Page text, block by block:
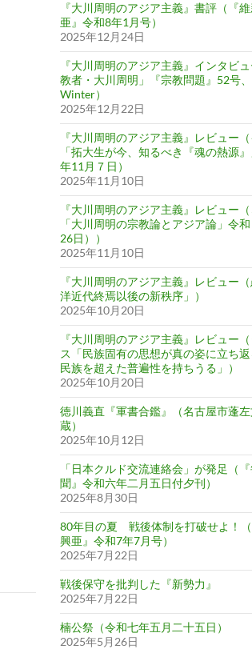
『大川周明のアジア主義』書評（『
亜』令和8年1月号）
2025年12月24日
『大川周明のアジア主義』インタビ
教者・大川周明」『宗教問題』52号
Winter）
2025年12月22日
『大川周明のアジア主義』レビュー
「拓大生が今、知るべき『魂の熱源
年11月７日）
2025年11月10日
『大川周明のアジア主義』レビュー
「大川周明の宗教論とアジア論」令
26日））
2025年11月10日
『大川周明のアジア主義』レビュー
洋近代終焉以後の新秩序」）
2025年10月20日
『大川周明のアジア主義』レビュー
ス「民族固有の思想が真の姿に立ち返
民族を超えた普遍性を持ちうる」）
2025年10月20日
徳川義直『軍書合鑑』（名古屋市蓬
蔵）
2025年10月12日
「日本クルド交流連絡会」が発足（
聞』令和六年二月五日付夕刊）
2025年8月30日
80年目の夏 戦後体制を打破せよ！（
興亜』令和7年7月号）
2025年7月22日
戦後保守を批判した『新勢力』
2025年7月22日
楠公祭（令和七年五月二十五日）
2025年5月26日